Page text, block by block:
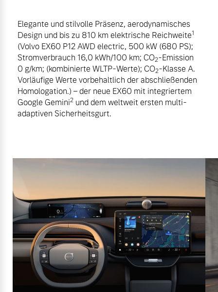
Elegante und stilvolle Präsenz, aerodynamisches
Design und bis zu 810 km elektrische Reichweite1
(Volvo EX60 P12 AWD electric, 500 kW (680 PS);
Stromverbrauch 16,0 kWh/100 km; CO2-Emission
0 g/km; (kombinierte WLTP-Werte); CO2-Klasse A.
Vorläufige Werte vorbehaltlich der abschließenden
Homologation.) – der neue EX60 mit integriertem
Google Gemini2 und dem weltweit ersten multi-
adaptiven Sicherheitsgurt.